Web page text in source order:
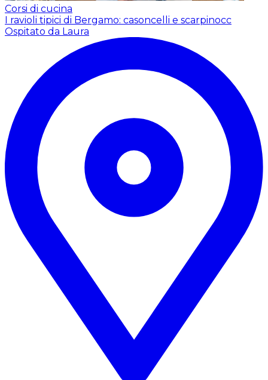
Corsi di cucina
I ravioli tipici di Bergamo: casoncelli e scarpinocc
Ospitato da Laura